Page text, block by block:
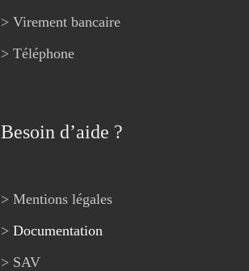
> Virement bancaire
> Téléphone
Besoin d’aide ?
> Mentions légales
> Documentation
> SAV